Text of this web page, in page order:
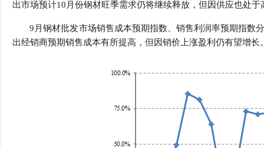
出市场预计10月份钢材旺季需求仍将继续释放，但因供应也处
9月钢材批发市场销售成本预期指数、销售利润率预期指数
出经销商预期销售成本有所提高，但因销价上涨盈利仍有望增长